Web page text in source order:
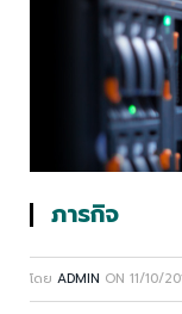
ภารกิจ
โดย ADMIN ON 11/10/